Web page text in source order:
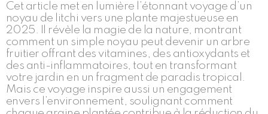
Cet article met en lumière l’étonnant voyage d’un
noyau de litchi vers une plante majestueuse en
2025. Il révèle la magie de la nature, montrant
comment un simple noyau peut devenir un arbre
fruitier offrant des vitamines, des antioxydants et
des anti-inflammatoires, tout en transformant
votre jardin en un fragment de paradis tropical.
Mais ce voyage inspire aussi un engagement
envers l’environnement, soulignant comment